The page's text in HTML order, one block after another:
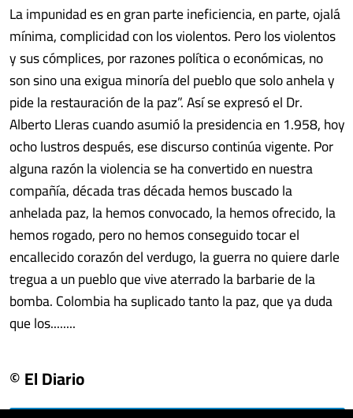
La impunidad es en gran parte ineficiencia, en parte, ojalá
mínima, complicidad con los violentos. Pero los violentos
y sus cómplices, por razones política o económicas, no
son sino una exigua minoría del pueblo que solo anhela y
pide la restauración de la paz”. Así se expresó el Dr.
Alberto Lleras cuando asumió la presidencia en 1.958, hoy
ocho lustros después, ese discurso continúa vigente. Por
alguna razón la violencia se ha convertido en nuestra
compañía, década tras década hemos buscado la
anhelada paz, la hemos convocado, la hemos ofrecido, la
hemos rogado, pero no hemos conseguido tocar el
encallecido corazón del verdugo, la guerra no quiere darle
tregua a un pueblo que vive aterrado la barbarie de la
bomba. Colombia ha suplicado tanto la paz, que ya duda
que los........
© El Diario